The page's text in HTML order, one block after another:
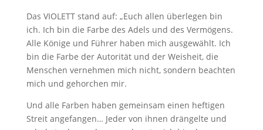
Das VIOLETT stand auf: „Euch allen überlegen bin
ich. Ich bin die Farbe des Adels und des Vermögens.
Alle Könige und Führer haben mich ausgewählt. Ich
bin die Farbe der Autorität und der Weisheit, die
Menschen vernehmen mich nicht, sondern beachten
mich und gehorchen mir.
Und alle Farben haben gemeinsam einen heftigen
Streit angefangen… Jeder von ihnen drängelte und